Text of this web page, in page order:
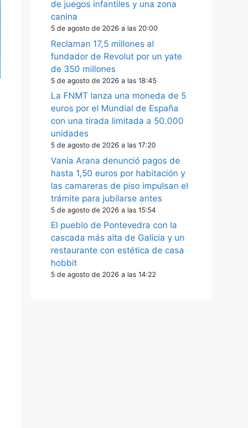
de juegos infantiles y una zona
canina
5 de agosto de 2026 a las 20:00
Reclaman 17,5 millones al
fundador de Revolut por un yate
de 350 millones
5 de agosto de 2026 a las 18:45
La FNMT lanza una moneda de 5
euros por el Mundial de España
con una tirada limitada a 50.000
unidades
5 de agosto de 2026 a las 17:20
Vania Arana denunció pagos de
hasta 1,50 euros por habitación y
las camareras de piso impulsan el
trámite para jubilarse antes
5 de agosto de 2026 a las 15:54
El pueblo de Pontevedra con la
cascada más alta de Galicia y un
restaurante con estética de casa
hobbit
5 de agosto de 2026 a las 14:22